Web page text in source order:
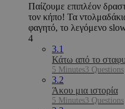
Παίζουμε επιπλέον
τον κήπο! Τα
φαγητό, το λεγόμενο
4
3.1
Κάτω από το
5 Minutes3 Questions
3.2
Άκου μια ιστορία
5 Minutes3 Questions